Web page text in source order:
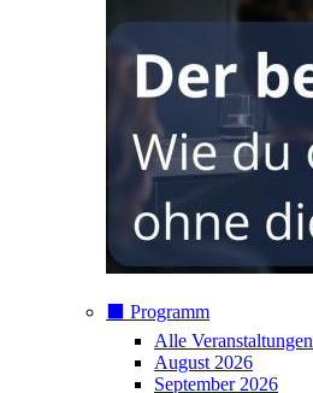
⬛️ Programm
Alle Veranstaltungen
August 2026
September 2026